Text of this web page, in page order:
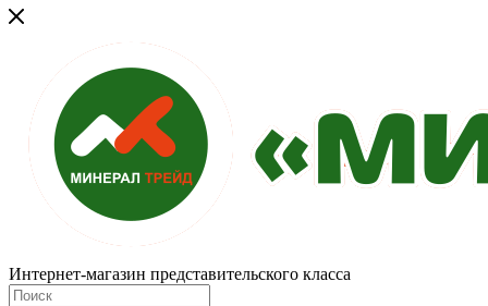
Интернет-магазин представительского класса